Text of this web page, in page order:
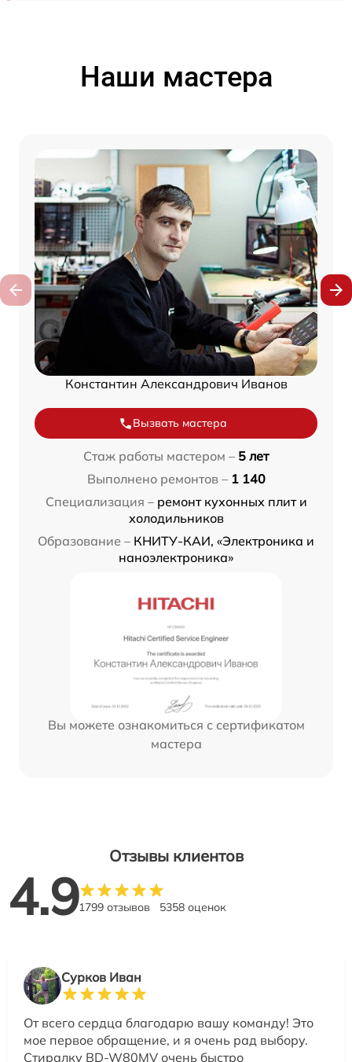
Наши мастера
Константин Александрович Иванов
Вызвать мастера
Стаж работы мастером – 5 лет
Выполнено ремонтов – 1 140
Специализация – ремонт кухонных плит и
холодильников
Образование – КНИТУ-КАИ, «Электроника и
наноэлектроника»
Вы можете ознакомиться с сертификатом
мастера
Отзывы клиентов
4.91799 отзывов 5358 оценок
Сурков Иван
От всего сердца благодарю вашу команду! Это
мое первое обращение, и я очень рад выбору.
Стиралку BD-W80MV очень быстро